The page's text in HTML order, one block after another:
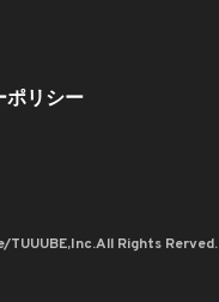
ポリシー
TUUUBE,Inc.All Rights Rerved.